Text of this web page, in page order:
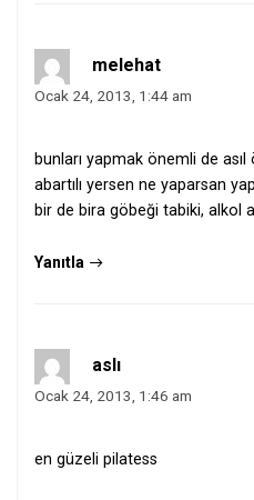
melehat
Ocak 24, 2013, 1:44 am
bunları yapmak önemli de
abartılı yersen ne yaparsan
bir de bira göbeği tabiki, alkol
Yanıtla
aslı
Ocak 24, 2013, 1:46 am
en güzeli pilatess